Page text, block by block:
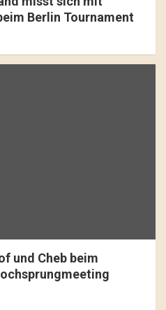
Berlin Tournament
und Cheb beim